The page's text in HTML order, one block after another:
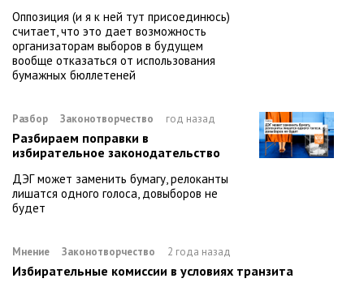
Оппозиция (и я к ней тут присоединюсь)
считает, что это дает возможность
организаторам выборов в будущем
вообще отказаться от использования
бумажных бюллетеней
Разбор Законотворчество год назад
Разбираем поправки в
избирательное законодательство
ДЭГ может заменить бумагу, релоканты
лишатся одного голоса, довыборов не
будет
Мнение Законотворчество 2 года назад
Избирательные комиссии в условиях транзита